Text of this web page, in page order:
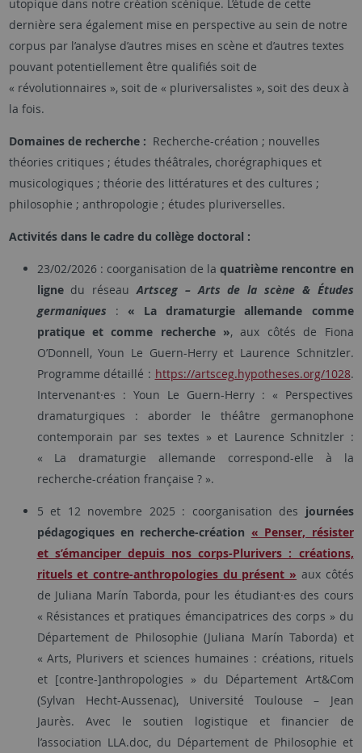
utopique dans notre création scénique. L’étude de cette
dernière sera également mise en perspective au sein de notre
corpus par l’analyse d’autres mises en scène et d’autres textes
pouvant potentiellement être qualifiés soit de
« révolutionnaires », soit de « pluriversalistes », soit des deux à
la fois.
Domaines de recherche : Recherche-création ; nouvelles
théories critiques ; études théâtrales, chorégraphiques et
musicologiques ; théorie des littératures et des cultures ;
philosophie ; anthropologie ; études pluriverselles.
Activités dans le cadre du collège doctoral :
23/02/2026 : coorganisation de laquatrième rencontre en
lignedu réseau Artsceg – Arts de la scène & Études
germaniques : « La dramaturgie allemande comme
pratique et comme recherche », aux côtés de Fiona
O’Donnell, Youn Le Guern-Herry et Laurence Schnitzler.
Programme détaillé : https://artsceg.hypotheses.org/1028.
Intervenant·es : Youn Le Guern-Herry : « Perspectives
dramaturgiques : aborder le théâtre germanophone
contemporain par ses textes » et Laurence Schnitzler :
« La dramaturgie allemande correspond-elle à la
recherche-création française ? ».
5 et 12 novembre 2025 : coorganisation des journées
pédagogiques en recherche-création « Penser, résister
et s’émanciper depuis nos corps-Plurivers : créations,
rituels et contre-anthropologies du présent » aux côtés
de Juliana Marín Taborda, pour les étudiant·es des cours
« Résistances et pratiques émancipatrices des corps » du
Département de Philosophie (Juliana Marín Taborda) et
« Arts, Plurivers et sciences humaines : créations, rituels
et [contre-]anthropologies » du Département Art&Com
(Sylvan Hecht-Aussenac), Université Toulouse – Jean
Jaurès. Avec le soutien logistique et financier de
l’association LLA.doc, du Département de Philosophie et